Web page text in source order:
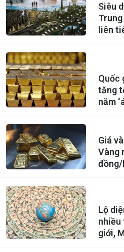
Siêu
liên
lừa
Quốc
tăng
năm
Giá
Vàng
đồng/
Lộ
nhiều
giới,